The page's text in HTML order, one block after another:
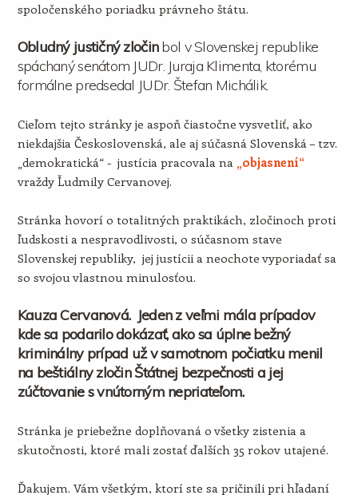
spoločenského poriadku právneho štátu.
Obludný justičný zločinbol v Slovenskej republike
spáchaný senátom JUDr. Juraja Klimenta, ktorému
formálne predsedal JUDr. Štefan Michálik.
Cieľom tejto stránky je aspoň čiastočne vysvetliť, ako
niekdajšia Československá, ale aj súčasná Slovenská – tzv.
„demokratická“ - justícia pracovala na „objasnení“
vraždy Ľudmily Cervanovej.
Stránka hovorí o totalitných praktikách, zločinoch proti
ľudskosti a nespravodlivosti, o súčasnom stave
Slovenskej republiky, jej justícii a neochote vyporiadať sa
so svojou vlastnou minulosťou.
Kauza Cervanová. Jeden z veľmi mála prípadov
kde sa podarilo dokázať, ako sa úplne bežný
kriminálny prípad už v samotnom počiatku menil
na beštiálny zločin Štátnej bezpečnosti a jej
zúčtovanie s vnútorným nepriateľom.
Stránka je priebežne doplňovaná o všetky zistenia a
skutočnosti, ktoré mali zostať ďalších 35 rokov utajené.
Ďakujem. Vám všetkým, ktorí ste sa pričinili pri hľadaní